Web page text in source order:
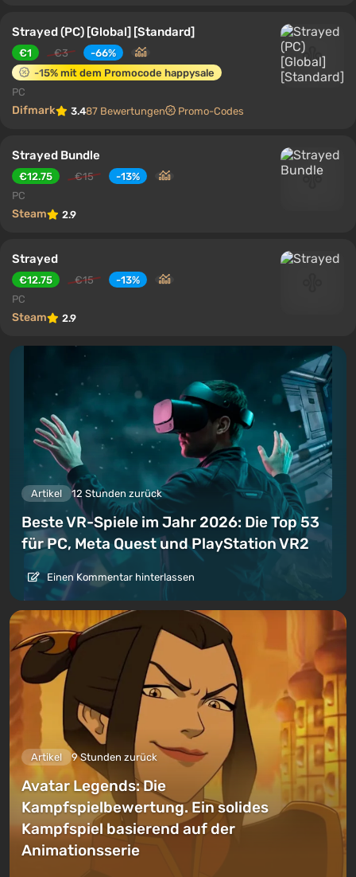
Strayed (PC) [Global] [Standard]
€1 €3
-66%
-15% mit dem Promocode happysale
PC
Difmark 3.487 Bewertungen Promo-Codes
Strayed Bundle
€12.75 €15
-13%
PC
Steam 2.9
Strayed
€12.75 €15
-13%
PC
Steam 2.9
Artikel 12 Stunden zurück
Beste VR-Spiele im Jahr 2026: Die Top 53
für PC, Meta Quest und PlayStation VR2
Einen Kommentar hinterlassen
Artikel 9 Stunden zurück
Avatar Legends: Die
Kampfspielbewertung. Ein solides
Kampfspiel basierend auf der
Animationsserie